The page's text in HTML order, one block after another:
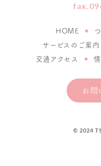
HOME
サービスのご案内
交通アクセス
お問
© 2024